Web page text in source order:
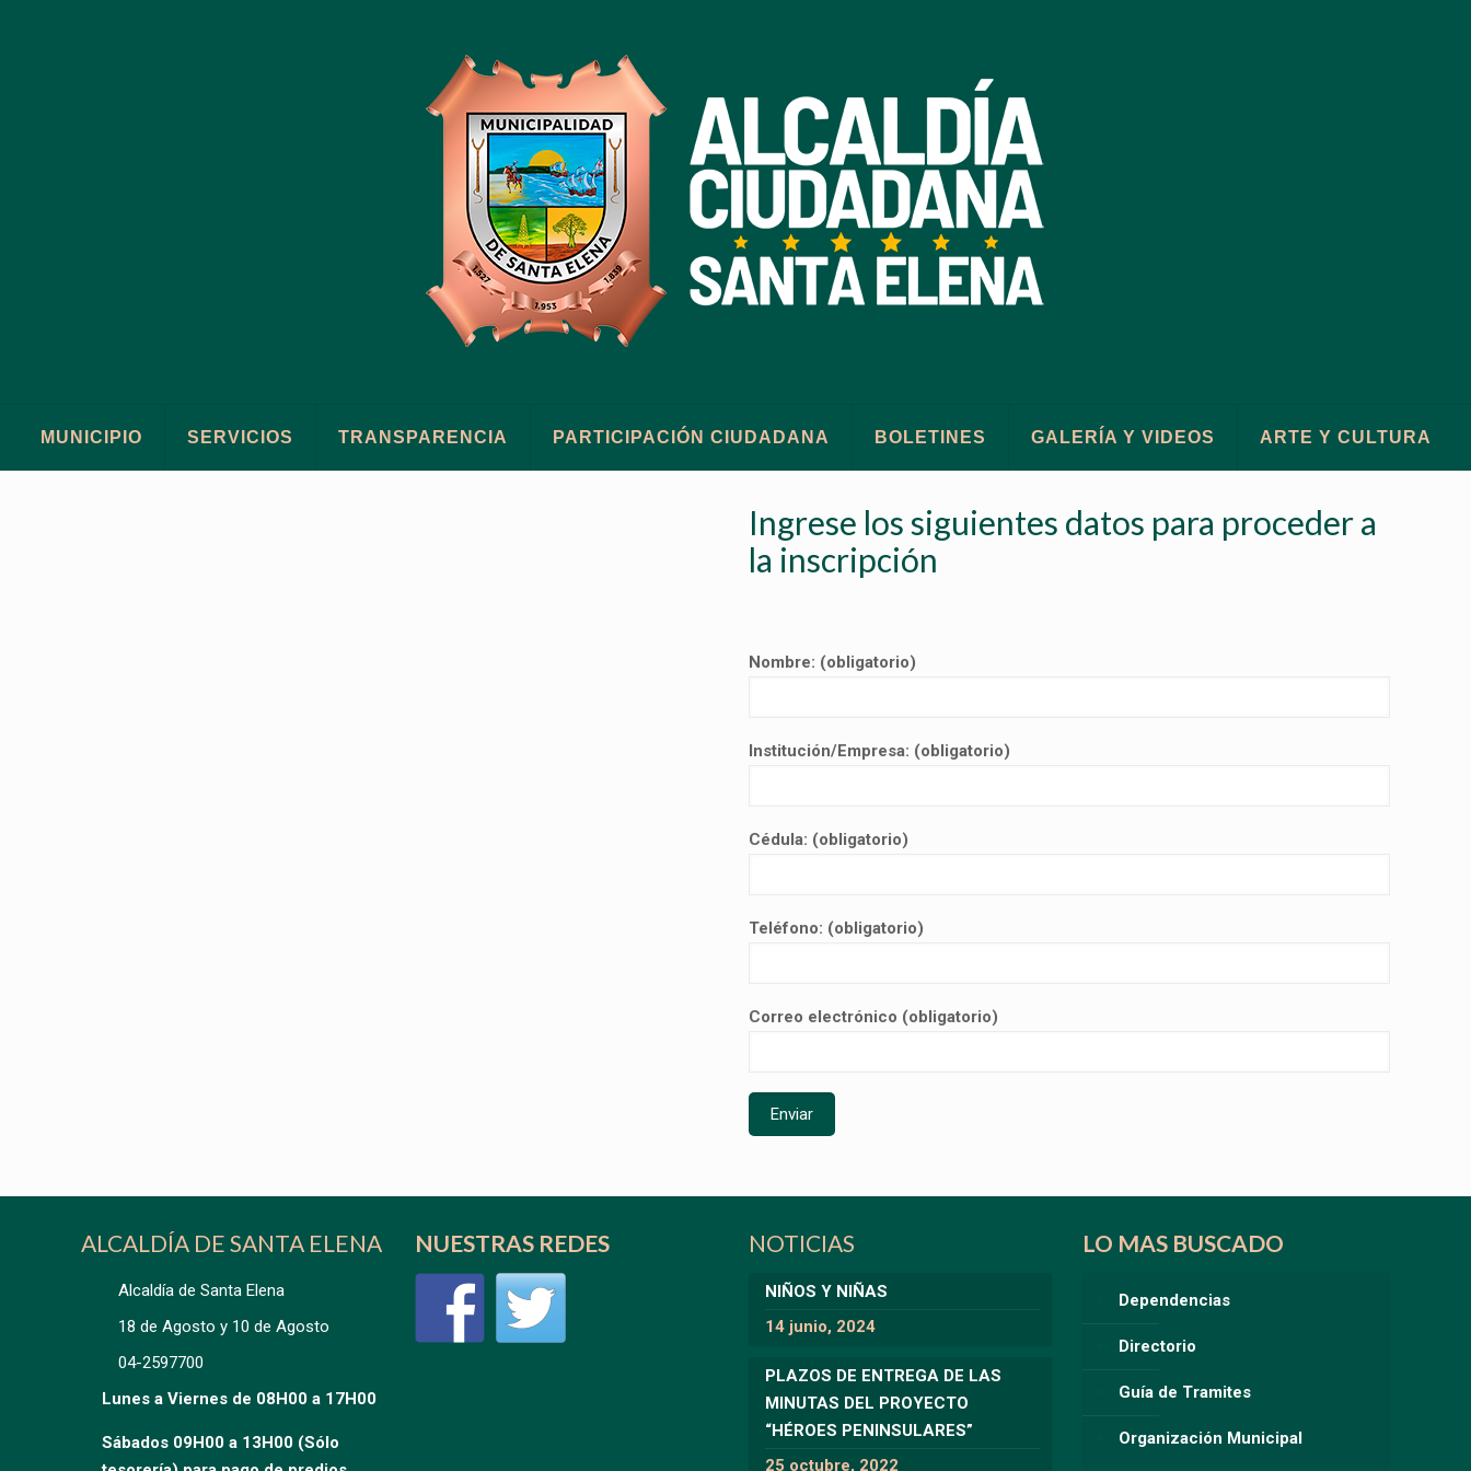
MUNICIPIO SERVICIOS TRANSPARENCIA PARTICIPACIÓN CIUDADANA BOLETINES GALERÍA Y VIDEOS ARTE Y CULTURA
Ingrese los siguientes datos para proceder a
la inscripción
Nombre: (obligatorio)
Institución/Empresa: (obligatorio)
Cédula: (obligatorio)
Teléfono: (obligatorio)
Correo electrónico (obligatorio)
ALCALDÍA DE SANTA ELENA
Alcaldía de Santa Elena
18 de Agosto y 10 de Agosto
04-2597700
Lunes a Viernes de 08H00 a 17H00
Sábados 09H00 a 13H00 (Sólo
NUESTRAS REDES NOTICIAS
NIÑOS Y NIÑAS
14 junio, 2024
PLAZOS DE ENTREGA DE LAS
MINUTAS DEL PROYECTO
“HÉROES PENINSULARES”
25 octubre, 2022
LO MAS BUSCADO
Dependencias
Directorio
Guía de Tramites
Organización Municipal